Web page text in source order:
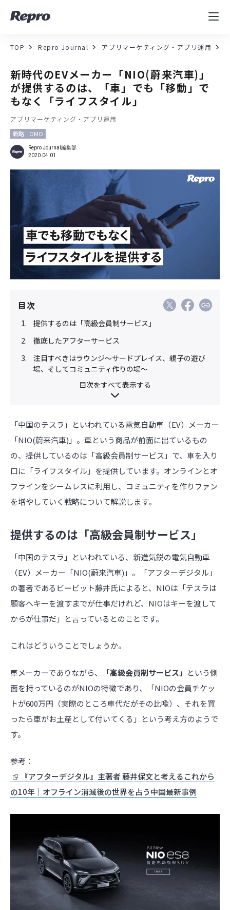
MAツール
コンサルティング
導入事例
セミナー／イベント
資料／コンテンツ
TOP Repro Journal アプリマーケティング・アプリ運用
新時代のEVメーカー「NIO(蔚来汽車)」
が提供するのは、「車」でも「移動」で
もなく「ライフスタイル」
アプリマーケティング・アプリ運用
戦略 OMO
Repro Journal編集部
2020.04.01
目次
提供するのは「高級会員制サービス」
徹底したアフターサービス
注目すべきはラウンジ〜サードプレイス、親子の遊び
場、そしてコミュニティ作りの場～
目次をすべて表示する
「中国のテスラ」といわれている電気自動車（EV）メーカー
「NIO(蔚来汽車)」。車という商品が前面に出ているもの
の、提供しているのは「高級会員制サービス」で、車を入り
口に「ライフスタイル」を提供しています。オンラインとオ
フラインをシームレスに利用し、コミュニティを作りファン
を増やしていく戦略について解説します。
提供するのは「高級会員制サービス」
「中国のテスラ」といわれている、新進気鋭の電気自動車
（EV）メーカー「NIO(蔚来汽車)」。「アフターデジタル」
の著者であるビービット藤井氏によると、NIOは「テスラは
顧客へキーを渡すまでが仕事だけれど、NIOはキーを渡して
からが仕事だ」と言っているとのことです。
これはどういうことでしょうか。
車メーカーでありながら、 「高級会員制サービス」 という側
面を持っているのがNIOの特徴であり、「NIOの会員チケッ
トが600万円（実際のところ車代だがその比喩）、それを買
ったら車がお土産として付いてくる」という考え方のようで
す。
参考：
『アフターデジタル』主著者 藤井保文と考えるこれから
の10年｜オフライン消滅後の世界を占う中国最新事例